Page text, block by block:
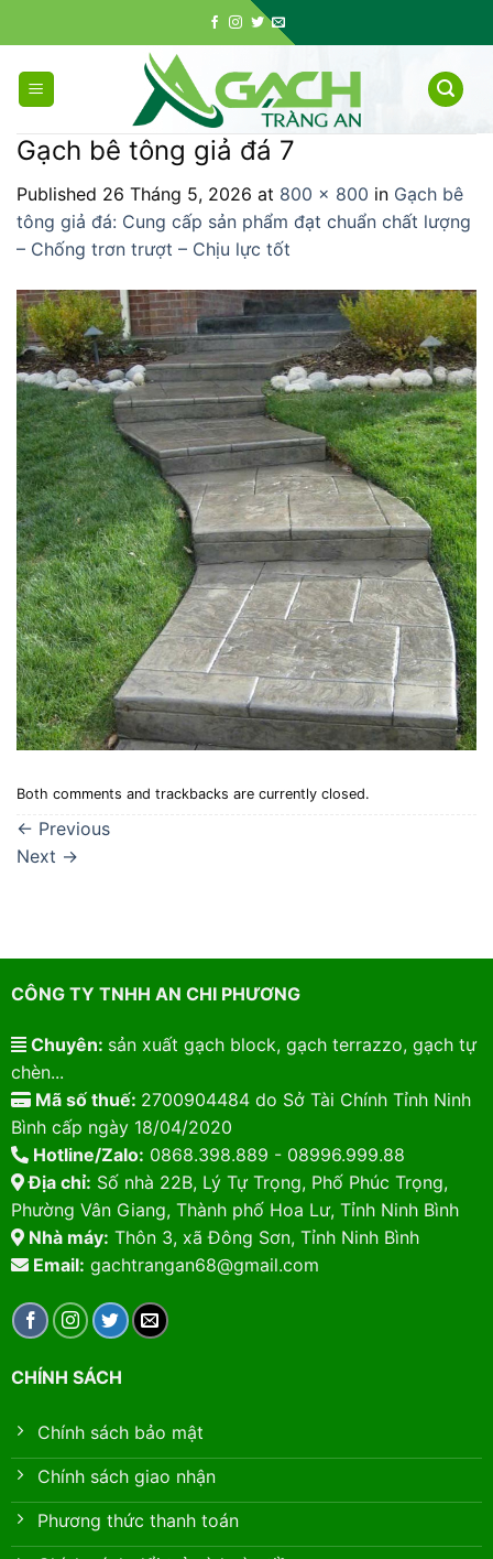
to
content
Gạch bê tông giả đá 7
Published 26 Tháng 5, 2026 at 800 × 800 in Gạch bê
tông giả đá: Cung cấp sản phẩm đạt chuẩn chất lượng
– Chống trơn trượt – Chịu lực tốt
Both comments and trackbacks are currently closed.
← Previous
Next →
CÔNG TY TNHH AN CHI PHƯƠNG
Chuyên: sản xuất gạch block, gạch terrazzo, gạch tự
chèn...
Mã số thuế: 2700904484 do Sở Tài Chính Tỉnh Ninh
Bình cấp ngày 18/04/2020
Hotline/Zalo: 0868.398.889 - 08996.999.88
Địa chỉ: Số nhà 22B, Lý Tự Trọng, Phố Phúc Trọng,
Phường Vân Giang, Thành phố Hoa Lư, Tỉnh Ninh Bình
Nhà máy: Thôn 3, xã Đông Sơn, Tỉnh Ninh Bình
Email: gachtrangan68@gmail.com
CHÍNH SÁCH
Chính sách bảo mật
Chính sách giao nhận
Phương thức thanh toán